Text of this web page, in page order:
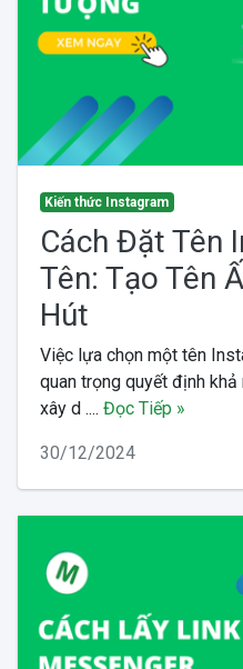
Kiến thức Instagram
Cách Đặt Tên
Tên: Tạo Tên
Hút
Việc lựa chọn một tên
quan trọng quyết định
xây d .... Đọc Tiếp »
30/12/2024